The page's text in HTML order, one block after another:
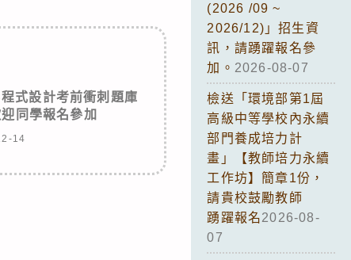
式設計考前衝刺題庫
同學報名參加
14
(2026 /09 ~
2026/12)」招生資
訊，請踴躍報名參
加。 2026-08-07
檢送「環境部第1屆
高級中等學校內永續
部門養成培力計
畫」【教師培力永續
工作坊】簡章1份，
請貴校鼓勵教師
踴躍報名2026-08-
07